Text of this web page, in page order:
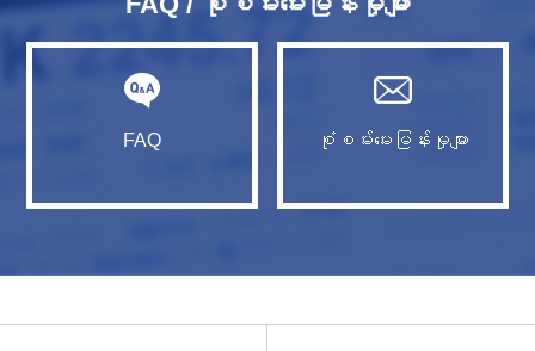
FAQ စုံစမ်းမေးမြန်းမှုများ